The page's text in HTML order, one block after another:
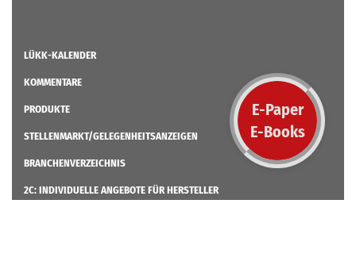
LÜKK-KALENDER
KOMMENTARE
PRODUKTE
STELLENMARKT/GELEGENHEITSANZEIGEN
BRANCHENVERZEICHNIS
2C: INDIVIDUELLE ANGEBOTE FÜR HERSTELLER
E-Paper
E-Books